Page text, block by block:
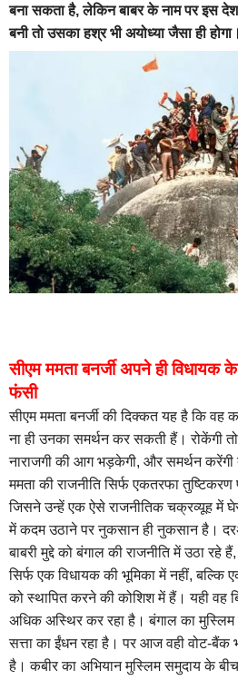
बना सकता है, लेकिन बाबर के नाम पर इस
बनी तो उसका हश्र भी अयोध्या जैसा ही होगा।
सीएम ममता बनर्जी अपने ही विधायक
फंसी
सीएम ममता बनर्जी की दिक्कत यह है कि वह
ना ही उनका समर्थन कर सकती हैं। रोकेंगी
नाराजगी की आग भड़केगी, और समर्थन करेंगी
ममता की राजनीति सिर्फ एकतरफा
जिसने उन्हें एक ऐसे राजनीतिक चक्रव्यूह में
में कदम उठाने पर नुकसान ही नुकसान है।
बाबरी मुद्दे को बंगाल की राजनीति में उठा
सिर्फ एक विधायक की भूमिका में नहीं, बल्कि
को स्थापित करने की कोशिश में हैं। यही वह
अधिक अस्थिर कर रहा है। बंगाल का
सत्ता का ईंधन रहा है। पर आज वही वोट-बैंक
है। कबीर का अभियान मुस्लिम समुदाय के